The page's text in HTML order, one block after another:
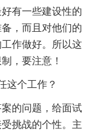
有一些建设性的
，而且对他们的
作做好。所以这
，要注意！
个工作？
的问题，给面试
挑战的个性。主